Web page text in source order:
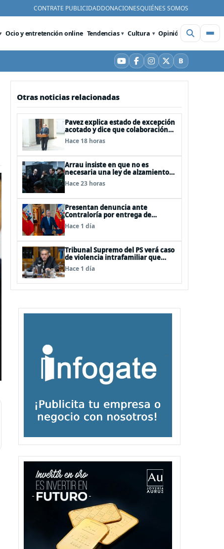
CONTRATE PUBLICIDADDONACIONESQUIÉNES SOMOS
Ocio y entretención online Tendencias Cultura Opinión Videos
YouTube
Facebook
Instagram
X BBluesky
Otras noticias relacionadas
Pavez explica estado de excepción
acotado y dice que colaboración
entre FFAA y policías, “es algo del
todo pertinente analizar”
Hace 18 horas
Arrau insiste en que no es
necesaria una ley de alzamiento
del secreto bancario, porque ya
existe
Hace 23 horas
Presentan denuncia ante
Contraloría por entrega de
información falsa del Pdte Kast en
cadena nacional
Hace 1 día
Tribunal Supremo del PS verá caso
de violencia intrafamiliar que
afecta al senador Fidel Espinoza
Hace 1 día